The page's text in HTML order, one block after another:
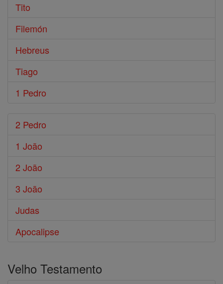
Tito
Filemón
Hebreus
Tiago
1 Pedro
2 Pedro
1 João
2 João
3 João
Judas
Apocalipse
Velho Testamento